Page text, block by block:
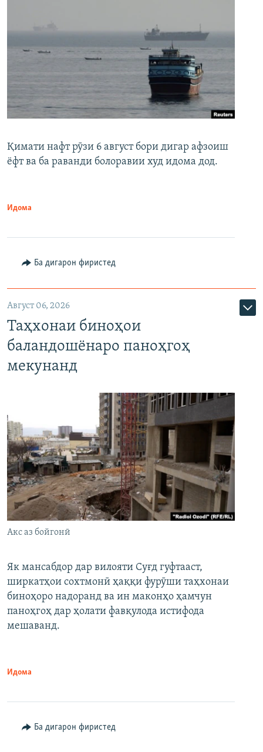
Қимати нафт рӯзи 6 август бори дигар афзоиш
ёфт ва ба раванди болоравии худ идома дод.
Идома
Ба дигарон фиристед
Август 06, 2026
Таҳхонаи биноҳои
баландошёнаро паноҳгоҳ
мекунанд
Акс аз бойгонӣ
Як мансабдор дар вилояти Суғд гуфтааст,
ширкатҳои сохтмонӣ ҳаққи фурӯши таҳхонаи
биноҳоро надоранд ва ин маконҳо ҳамчун
паноҳгоҳ дар ҳолати фавқулода истифода
мешаванд.
Идома
Ба дигарон фиристед